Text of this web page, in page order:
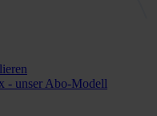
- unser Abo-Modell